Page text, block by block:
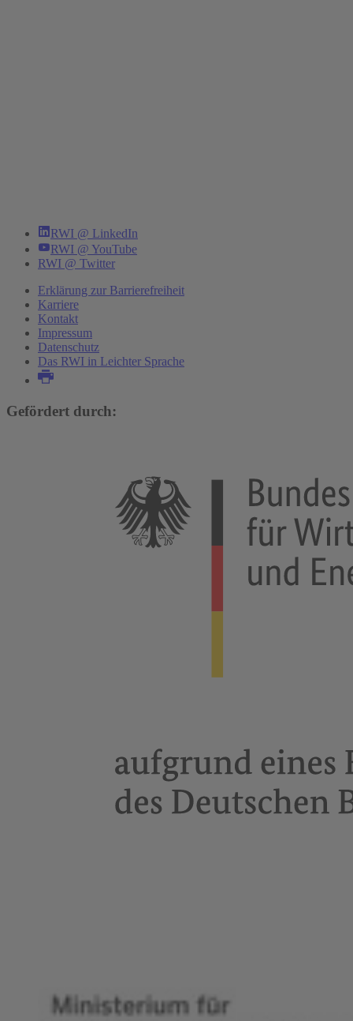
RWI @ LinkedIn
RWI @ YouTube
RWI @ Twitter
Erklärung zur Barrierefreiheit
Karriere
Kontakt
Impressum
Datenschutz
Das RWI in Leichter Sprache
Gefördert durch: